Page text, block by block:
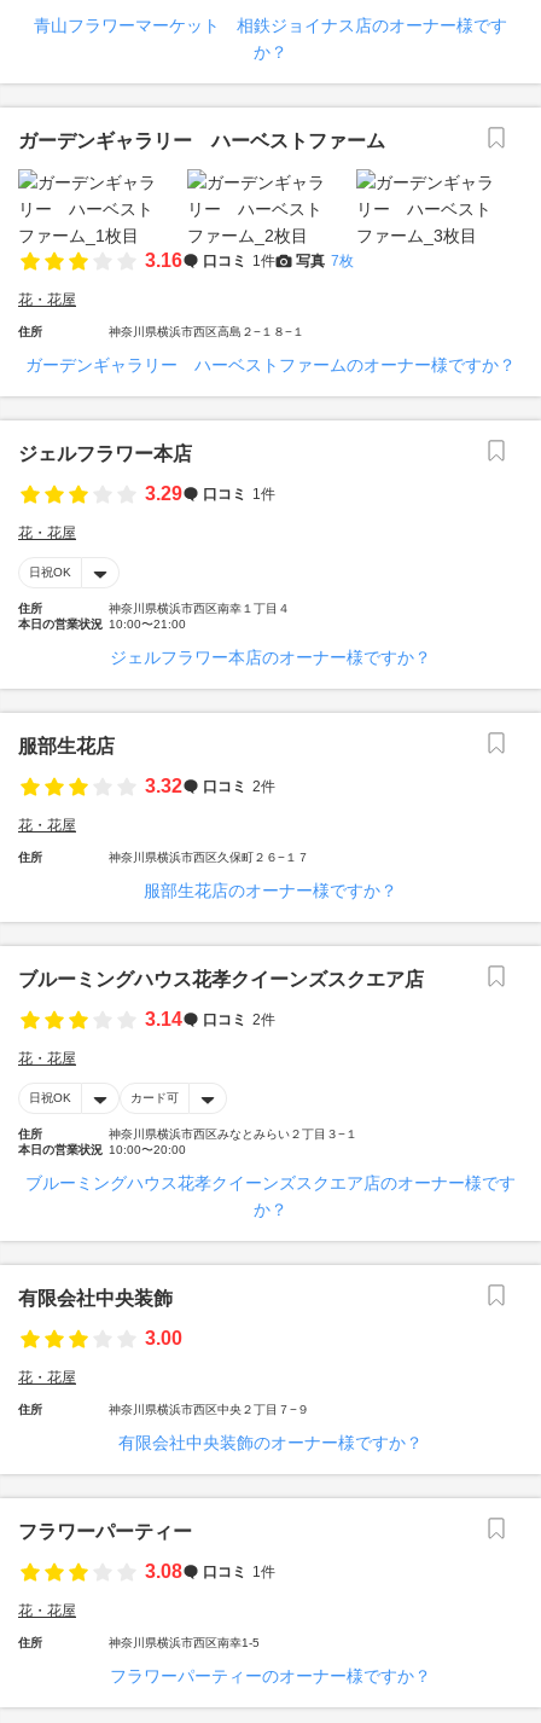
青山フラワーマーケット 相鉄ジョイナス店のオーナー様です
か？
ガーデンギャラリー ハーベストファーム
3.16 口コミ 1件 写真 7枚
花・花屋
住所 神奈川県横浜市西区高島２−１８−１
ガーデンギャラリー ハーベストファームのオーナー様ですか？
ジェルフラワー本店
3.29
口コミ 1件
花・花屋
日祝OK
住所
神奈川県横浜市西区南幸１丁目４
本日の営業状況 10:00〜21:00
ジェルフラワー本店のオーナー様ですか？
服部生花店
3.32
口コミ 2件
花・花屋
住所 神奈川県横浜市西区久保町２６−１７
服部生花店のオーナー様ですか？
ブルーミングハウス花孝クイーンズスクエア店
3.14
口コミ 2件
花・花屋
日祝OK カード可
住所
神奈川県横浜市西区みなとみらい２丁目３−１
本日の営業状況 10:00〜20:00
ブルーミングハウス花孝クイーンズスクエア店のオーナー様です
か？
有限会社中央装飾
3.00
花・花屋
住所 神奈川県横浜市西区中央２丁目７−９
有限会社中央装飾のオーナー様ですか？
フラワーパーティー
3.08
口コミ 1件
花・花屋
住所 神奈川県横浜市西区南幸1-5
フラワーパーティーのオーナー様ですか？